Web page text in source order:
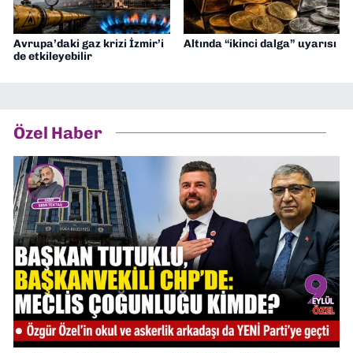
Avrupa’daki gaz krizi İzmir’i
de etkileyebilir
Altında “ikinci dalga” uyarısı
Özel Haber